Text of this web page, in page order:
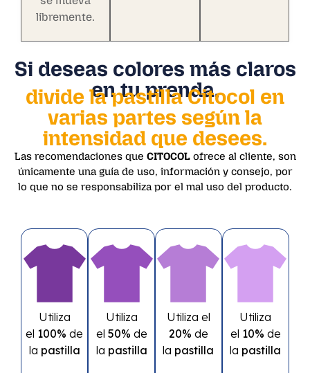
libremente.
Si deseas colores más claros
en tu prenda,
divide la pastilla Citocol en
varias partes según la
intensidad que desees.
Las recomendaciones que CITOCOLofrece al cliente, son
únicamente una guía de uso, información y consejo, por
lo que no se responsabiliza por el mal uso del producto.
Utiliza
el 100% de
la pastilla
Utiliza
el 50% de
la pastilla
Utiliza el
20% de
la pastilla
Utiliza
el 10% de
la pastilla